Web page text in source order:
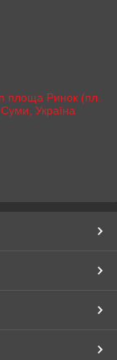
площа Ринок (пл.
Україна